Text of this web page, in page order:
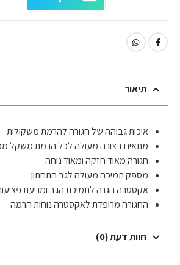
תיאור
איכות גבוהה של חגורה להרמת משקולות
מתאים בצורה מעולה לכל הרמת משקל
חגורה מאוד חזקה ומאוד נוחה
מספק תמיכה מעולה לגב התחתון
אקסטרה הגנה לתמיכת הגב ומניעת
החגורה מרופדת לאקסטרה נוחות הרמה
חוות דעת (0)